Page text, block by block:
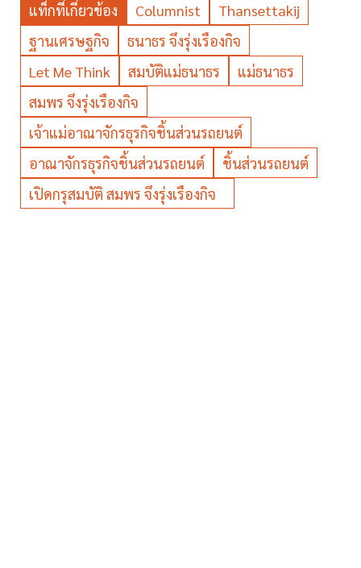
แท็กที่เกี่ยวข้อง Columnist
Thansettakij
ฐานเศรษฐกิจ
ธนาธร จึงรุ่งเรืองกิจ
Let Me Think
สมบัติแม่ธนาธร
แม่ธนาธร
สมพร จึงรุ่งเรืองกิจ
เจ้าแม่อาณาจักรธุรกิจชิ้นส่วนรถยนต์
อาณาจักรธุรกิจชิ้นส่วนรถยนต์
ชิ้นส่วนรถยนต์
เปิดกรุสมบัติ สมพร จึงรุ่งเรืองกิจ